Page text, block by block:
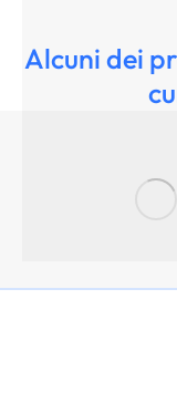
Alcuni dei